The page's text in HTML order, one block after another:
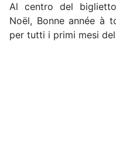
Al centro del
Noël, Bonne année à
per tutti i primi mesi